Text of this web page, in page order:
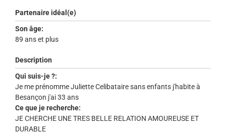
Partenaire idéal(e)
Son âge:
89 ans et plus
Description
Qui suis-je ?:
Je me prénomme Juliette Celibataire sans enfants j'habite à
Besançon j'ai 33 ans
Ce que je recherche:
JE CHERCHE UNE TRES BELLE RELATION AMOUREUSE ET
DURABLE